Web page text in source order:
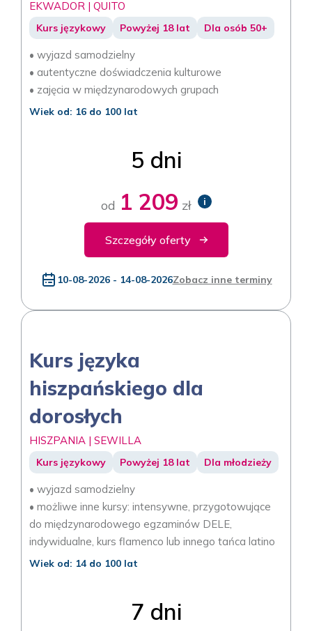
EKWADOR | QUITO
Kurs językowy Powyżej 18 lat Dla osób 50+
• wyjazd samodzielny
• autentyczne doświadczenia kulturowe
• zajęcia w międzynarodowych grupach
Wiek od: 16 do 100 lat
5 dni
od 1 209 zł i
Szczegóły oferty
10-08-2026 - 14-08-2026Zobacz inne terminy
Kurs języka
hiszpańskiego dla
dorosłych
HISZPANIA | SEWILLA
Kurs językowy Powyżej 18 lat Dla młodzieży
• wyjazd samodzielny
• możliwe inne kursy: intensywne, przygotowujące
do międzynarodowego egzaminów DELE,
indywidualne, kurs flamenco lub innego tańca latino
Wiek od: 14 do 100 lat
7 dni